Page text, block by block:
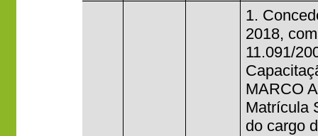
1.
2018,
11.091/
MARCO
Matrícula
do cargo